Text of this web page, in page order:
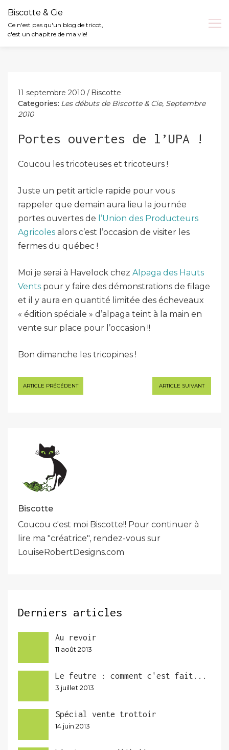
Biscotte & Cie
Ce n'est pas qu'un blog de tricot,
c'est un chapitre de ma vie!
11 septembre 2010
Biscotte
Categories: Les débuts de Biscotte & Cie, Septembre
2010
Portes ouvertes de l’UPA !
Coucou les tricoteuses et tricoteurs !
Juste un petit article rapide pour vous
rappeler que demain aura lieu la journée
portes ouvertes de l’Union des Producteurs
Agricoles alors c’est l’occasion de visiter les
fermes du québec !
Moi je serai à Havelock chez Alpaga des Hauts
Vents pour y faire des démonstrations de filage
et il y aura en quantité limitée des écheveaux
« édition spéciale » d’alpaga teint à la main en
vente sur place pour l’occasion !!
Bon dimanche les tricopines !
Navigation
de
ARTICLE PRÉCÉDENT ARTICLE SUIVANT
Biscotte
Coucou c'est moi Biscotte!! Pour continuer à
lire ma "créatrice", rendez-vous sur
LouiseRobertDesigns.com
Derniers articles
Au revoir
11 août 2013
Le feutre : comment c'est fait...
3 juillet 2013
Spécial vente trottoir
14 juin 2013